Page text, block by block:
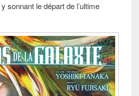
sonnant le départ de l’ultime